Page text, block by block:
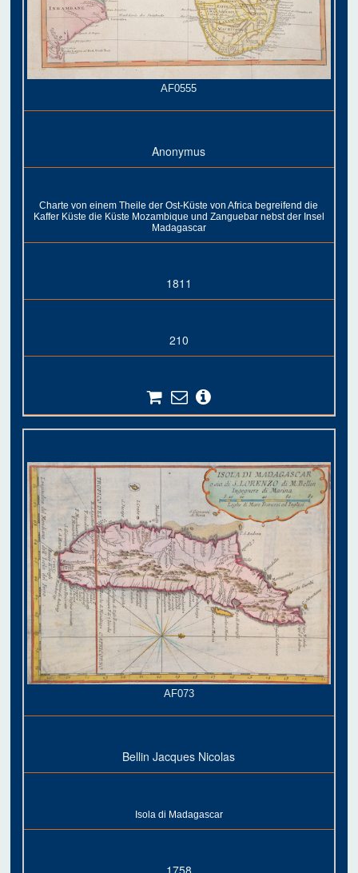
AF0555
Anonymus
Charte von einem Theile der Ost-Küste von Africa begreifend die
Kaffer Küste die Küste Mozambique und Zanguebar nebst der Insel
Madagascar
1811
210
AF073
Bellin Jacques Nicolas
Isola di Madagascar
1758